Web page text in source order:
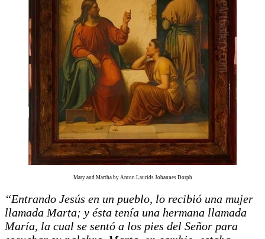
Mary and Martha by Anton Laurids Johannes Dorph
“Entrando Jesús en un pueblo, lo recibió una mujer
llamada Marta; y ésta tenía una hermana llamada
María, la cual se sentó a los pies del Señor para